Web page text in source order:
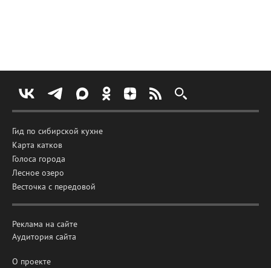
Гид по сибирской кухне
Карта катков
Голоса города
Лесное озеро
Весточка с передовой
Реклама на сайте
Аудитория сайта
О проекте